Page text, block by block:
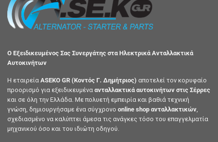
Ο Εξειδικευμένος Σας Συνεργάτης στα Ηλεκτρικά Ανταλλακτικά
Αυτοκινήτων
Η εταιρεία ASEKO GR (Κοντός Γ. Δημήτριος) αποτελεί τον κορυφαίο
προορισμό για εξειδικευμένα ανταλλακτικά αυτοκινήτων στις Σέρρες
και σε όλη την Ελλάδα. Με πολυετή εμπειρία και βαθιά τεχνική
γνώση, δημιουργήσαμε ένα σύγχρονο online shop ανταλλακτικών,
σχεδιασμένο να καλύπτει άμεσα τις ανάγκες τόσο του επαγγελματία
μηχανικού όσο και του ιδιώτη οδηγού.